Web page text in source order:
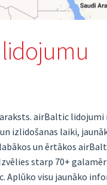
airBaltic lidojumi
izlidošanas laiki,
un ērtākos
starp 70+
Aplūko visu jaunāko